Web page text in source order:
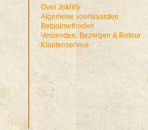
Over JoMilly
Algemene voorwaarden
Betaalmethoden
Verzenden, Bezorgen & Retour
Klantenservice